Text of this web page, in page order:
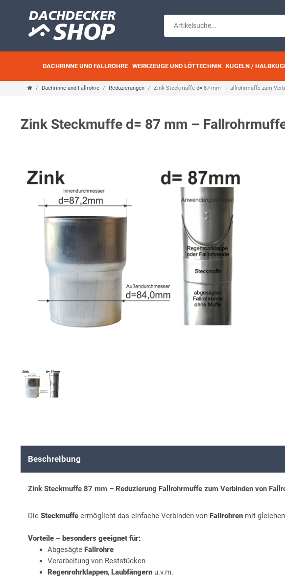
DACHRINNE UND FALLROHRE WERKZEUGE UND LÖTTECHNIK KUGELN /
Dachrinne und Fallrohre Reduzierungen Zink Steckmuffe d= 87 mm – Fallrohrmuffe zum
Zink Steckmuffe d= 87 mm –
Beschreibung
Zink Steckmuffe 87 mm – Reduzierung Fallrohrmuffe zum Verbinden von
Die Steckmuffe ermöglicht das einfache Verbinden von Fallrohren mit
Vorteile – besonders geeignet für:
Abgesägte Fallrohre
Verarbeitung von Reststücken
Regenrohrklappen, Laubfängern u.v.m.